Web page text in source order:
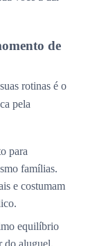
de
rotinas é o
pela
para
famílias.
e costumam
equilíbrio
do aluguel.